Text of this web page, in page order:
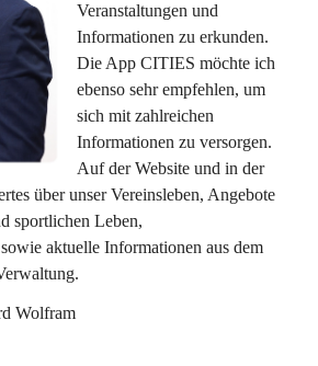
Veranstaltungen und
Informationen zu erkunden.
Die App CITIES möchte ich
ebenso sehr empfehlen, um
sich mit zahlreichen
Informationen zu versorgen.
Auf der Website und in der
über unser Vereinsleben, Angebote
sportlichen Leben,
aktuelle Informationen aus dem
Wolfram